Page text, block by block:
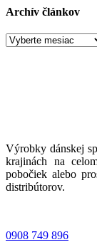
Archív článkov
Archív
Výrobky dánskej
krajinách na
pobočiek alebo
distribútorov.
0908 749 896